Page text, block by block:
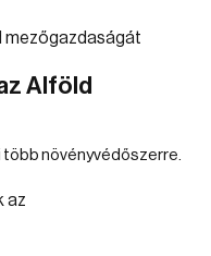
Alföld
növényvédőszerre.